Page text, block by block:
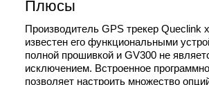
Плюсы
Производитель GPS трекер Queclink
известен его функциональными
полной прошивкой и GV300 не
исключением. Встроенное
позволяет настроить множество